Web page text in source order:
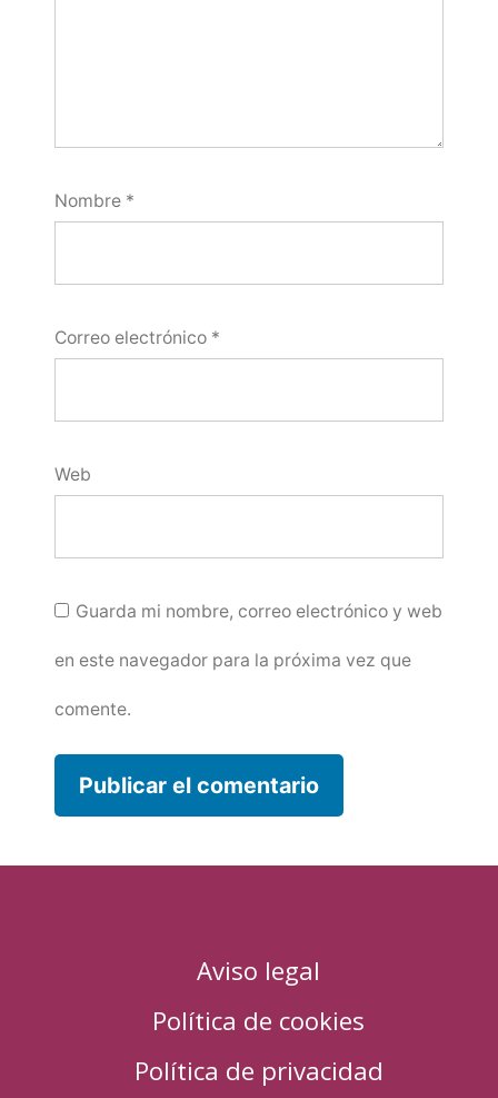
Nombre *
Correo electrónico *
Web
Guarda mi nombre, correo electrónico y web
en este navegador para la próxima vez que
comente.
Aviso legal
Política de cookies
Política de privacidad